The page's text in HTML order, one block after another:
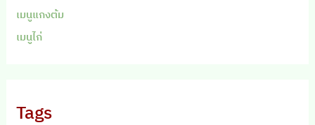
เมนูแกงต้ม
เมนูไก่
Tags